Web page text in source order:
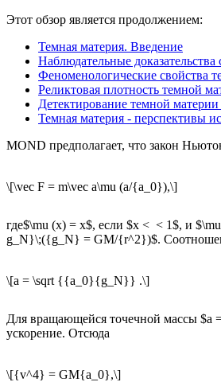
Этот обзор является продолжением:
Темная материя. Введение
Наблюдательные
Феноменологические свойства
Реликтовая плотность темной
Детектирование темной
Темная материя - перспективы
MOND предполагает, что закон
\[\vec F = m\vec a\mu (a/{a_0}),\]
где$\mu (x) = x$, если $x < < 1$, и
g_N}\;({g_N} = GM/{r^2})$.
\[a = \sqrt {{a_0}{g_N}} .\]
Для вращающейся точечной массы $a
ускорение. Отсюда
\[{v^4} = GM{a_0},\]